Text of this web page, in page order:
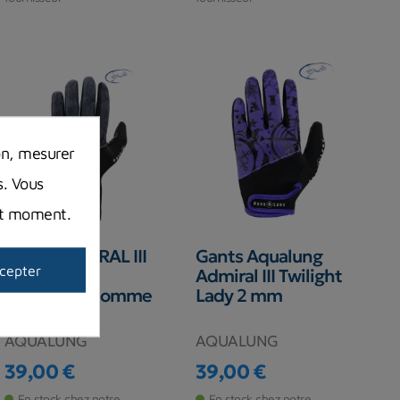
Gants ADMIRAL III
Noir 2 mm
Neoprene Homme
AQUALUNG
Prix
39,00 €
Gants Aqualung
Admiral III Twilight
Lady 2 mm
AQUALUNG
Prix
39,00 €
mesurer
Vous
moment.